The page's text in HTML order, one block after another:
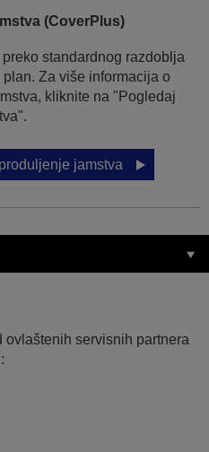
(CoverPlus)
standardnog razdoblja
Za više informacija o
kliknite na "Pogledaj
jamstva
ovlaštenih servisnih partnera